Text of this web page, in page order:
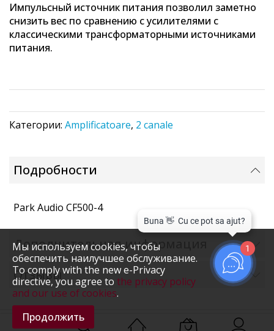
Мы используем cookies, чтобы
обеспечить наилучшее обслуживание.
To comply with the new e-Privacy
directive, you agree to the privacy policy
and our use of cookies.
Продолжить
Импульсный источник питания позволил заметно
снизить вес по сравнению с усилителями с
классическими трансформаторными источниками
питания.
Категории: Amplificatoare, 2 canale
Подробности
Park Audio CF500-4
Дополнительная информация
Отзывы
1